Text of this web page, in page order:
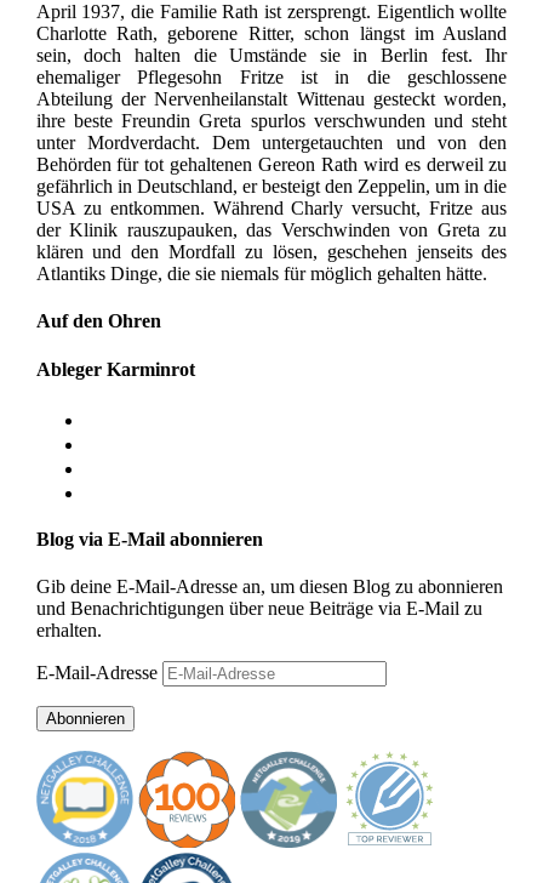
April 1937, die Familie Rath ist zersprengt. Eigentlich wollte
Charlotte Rath, geborene Ritter, schon längst im Ausland
sein, doch halten die Umstände sie in Berlin fest. Ihr
ehemaliger Pflegesohn Fritze ist in die geschlossene
Abteilung der Nervenheilanstalt Wittenau gesteckt worden,
ihre beste Freundin Greta spurlos verschwunden und steht
unter Mordverdacht. Dem untergetauchten und von den
Behörden für tot gehaltenen Gereon Rath wird es derweil zu
gefährlich in Deutschland, er besteigt den Zeppelin, um in die
USA zu entkommen. Während Charly versucht, Fritze aus
der Klinik rauszupauken, das Verschwinden von Greta zu
klären und den Mordfall zu lösen, geschehen jenseits des
Atlantiks Dinge, die sie niemals für möglich gehalten hätte.
Auf den Ohren
Ableger Karminrot
Blog via E-Mail abonnieren
Gib deine E-Mail-Adresse an, um diesen Blog zu abonnieren
und Benachrichtigungen über neue Beiträge via E-Mail zu
erhalten.
E-Mail-Adresse
Abonnieren